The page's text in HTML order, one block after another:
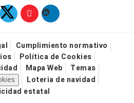
Cumplimiento normativo
Política de Cookies
Mapa Web
Temas
Loteria de navidad
estatal